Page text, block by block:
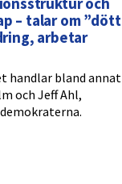
– talar om ”dött
arbetar
handlar bland annat
och Jeff Ahl,